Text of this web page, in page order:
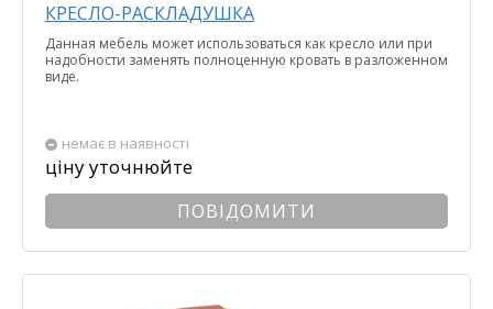
КРЕСЛО-РАСКЛАДУШКА
Данная мебель может использоваться как кресло или при
надобности заменять полноценную кровать в разложенном
виде.
немає в наявності
ціну уточнюйте
ПОВІДОМИТИ